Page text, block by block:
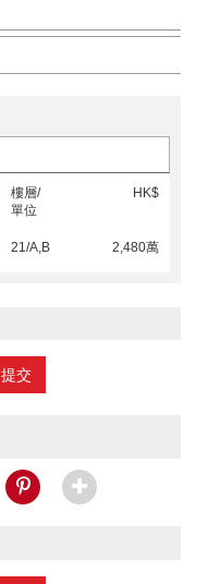
樓層/
單位
HK$
21/A,B 2,480萬
提交